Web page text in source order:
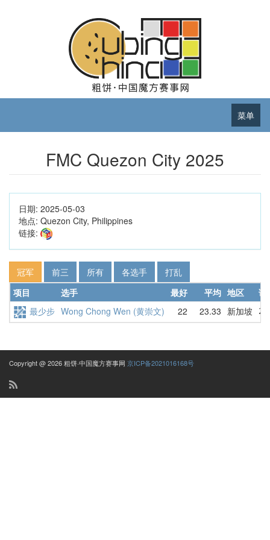
菜单
FMC Quezon City 2025
日期: 2025-05-03
地点: Quezon City, Philippines
链接:
冠军 前三 所有 各选手
打乱
项目
选手 最好 平均 地区
详
最少步 Wong Chong Wen (黄崇文) 22 23.33 新加坡
Copyright @ 2026 粗饼·中国魔方赛事网 京ICP备2021016168号